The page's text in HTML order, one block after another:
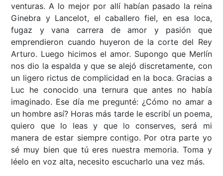
venturas. A lo mejor por allí habían pasado la reina
Ginebra y Lancelot, el caballero fiel, en esa loca,
fugaz y vana carrera de amor y pasión que
emprendieron cuando huyeron de la corte del Rey
Arturo. Luego hicimos el amor. Supongo que Merlín
nos dio la espalda y que se alejó discretamente, con
un ligero rictus de complicidad en la boca. Gracias a
Luc he conocido una ternura que antes no había
imaginado. Ese día me pregunté: ¿Cómo no amar a
un hombre así? Horas más tarde le escribí un poema,
quiero que lo leas y que lo conserves, será mi
manera de estar siempre contigo. Por otra parte yo
sé muy bien que tú eres nuestra memoria. Toma y
léelo en voz alta, necesito escucharlo una vez más.